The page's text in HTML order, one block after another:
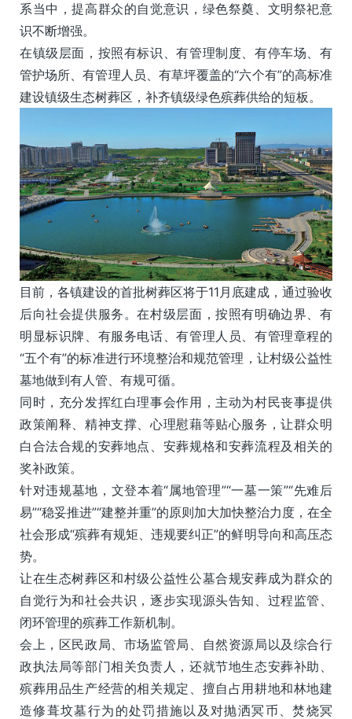
系当中，提高群众的自觉意识，绿色祭奠、文明祭祀意
识不断增强。
在镇级层面，按照有标识、有管理制度、有停车场、有
管护场所、有管理人员、有草坪覆盖的“六个有”的高标准
建设镇级生态树葬区，补齐镇级绿色殡葬供给的短板。
目前，各镇建设的首批树葬区将于11月底建成，通过验收
后向社会提供服务。在村级层面，按照有明确边界、有
明显标识牌、有服务电话、有管理人员、有管理章程的
“五个有”的标准进行环境整治和规范管理，让村级公益性
墓地做到有人管、有规可循。
同时，充分发挥红白理事会作用，主动为村民丧事提供
政策阐释、精神支撑、心理慰藉等贴心服务，让群众明
白合法合规的安葬地点、安葬规格和安葬流程及相关的
奖补政策。
针对违规墓地，文登本着“属地管理”“一墓一策”“先难后
易”“稳妥推进”“建整并重”的原则加大加快整治力度，在全
社会形成“殡葬有规矩、违规要纠正”的鲜明导向和高压态
势。
让在生态树葬区和村级公益性公墓合规安葬成为群众的
自觉行为和社会共识，逐步实现源头告知、过程监管、
闭环管理的殡葬工作新机制。
会上，区民政局、市场监管局、自然资源局以及综合行
政执法局等部门相关负责人，还就节地生态安葬补助、
殡葬用品生产经营的相关规定、擅自占用耕地和林地建
造修葺坟墓行为的处罚措施以及对抛洒冥币、焚烧冥